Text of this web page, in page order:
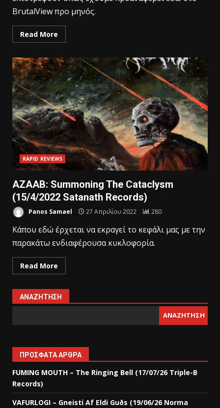
BrutalView προ μηνός.
Read More
RAPID REVIEWS
AZAAB: Summoning The Cataclysm
(15/4/2022 Satanath Records)
Panos Samael 27 Απριλίου 2022 280
Κάπου εδώ έρχεται να εκραγεί το κεφάλι μας με την
παρακάτω ενδιαφέρουσα κυκλοφορία.
Read More
ΑΝΑΖΉΤΗΣΗ
ΑΝΑΖΉΤΗΣΗ
ΠΡΌΣΦΑΤΑ ΆΡΘΡΑ
FUMING MOUTH – The Ringing Bell (17/07/26 Triple-B
Records)
VAFURLOGI – Gneisti Af Eldi Guðs (19/06/26 Norma